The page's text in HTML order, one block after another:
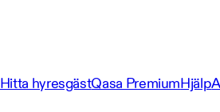
Hitta hyresgästQasa PremiumHjälp